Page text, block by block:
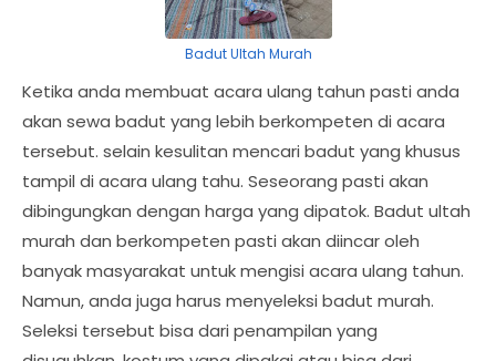
Badut Ultah Murah
Ketika anda membuat acara ulang tahun pasti anda
akan sewa badut yang lebih berkompeten di acara
tersebut. selain kesulitan mencari badut yang khusus
tampil di acara ulang tahu. Seseorang pasti akan
dibingungkan dengan harga yang dipatok. Badut ultah
murah dan berkompeten pasti akan diincar oleh
banyak masyarakat untuk mengisi acara ulang tahun.
Namun, anda juga harus menyeleksi badut murah.
Seleksi tersebut bisa dari penampilan yang